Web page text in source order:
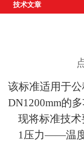
技术文章
该标准适用于公
DN1200mm的
现将标准技术
1压力——温